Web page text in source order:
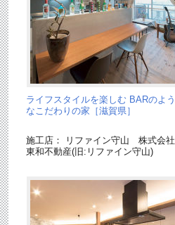
ライフスタイルを楽しむ BARのよう
なこだわりの家［滋賀県］
施工店： リファイン守山 株式会社
東和不動産(旧:リファイン守山)